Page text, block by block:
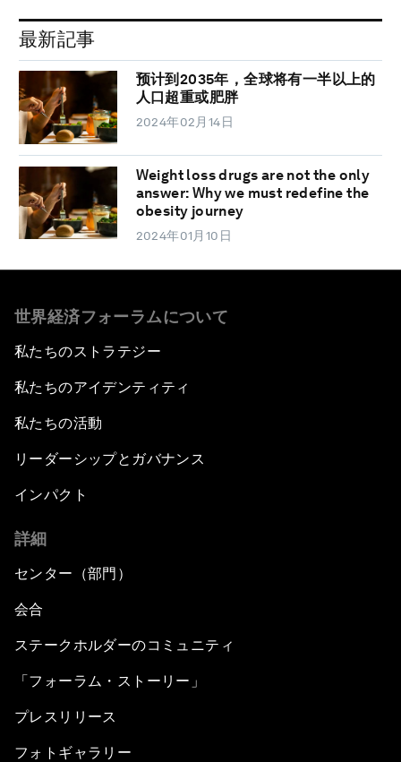
最新記事
预计到2035年，全球将有一半以上的
人口超重或肥胖
2024年02月14日
Weight loss drugs are not the only
answer: Why we must redefine the
obesity journey
2024年01月10日
世界経済フォーラムについて
私たちのストラテジー
私たちのアイデンティティ
私たちの活動
リーダーシップとガバナンス
インパクト
詳細
センター（部門）
会合
ステークホルダーのコミュニティ
「フォーラム・ストーリー」
プレスリリース
フォトギャラリー